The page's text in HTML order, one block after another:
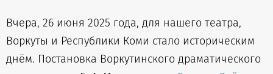
Вчера, 26 июня 2025 года, для нашего театра,
Воркуты и Республики Коми стало историческим
днём. Постановка Воркутинского драматического